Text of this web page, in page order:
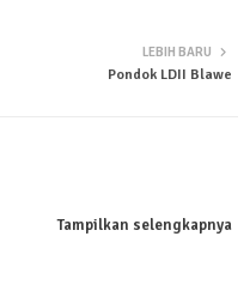
LEBIH BARU
Pondok LDII Blawe
Tampilkan selengkapnya